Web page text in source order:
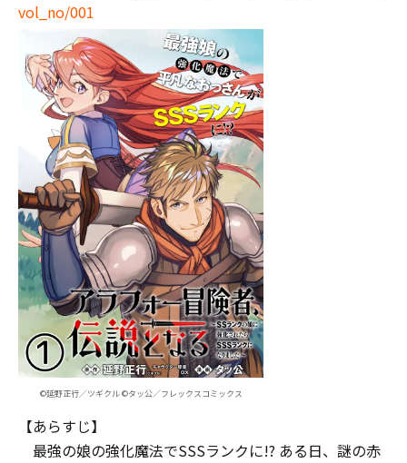
vol_no/001
©延野正行／ツギクル ©タッ公／フレックスコミックス
【あらすじ】
最強の娘の強化魔法でSSSランクに!? ある日、謎の赤